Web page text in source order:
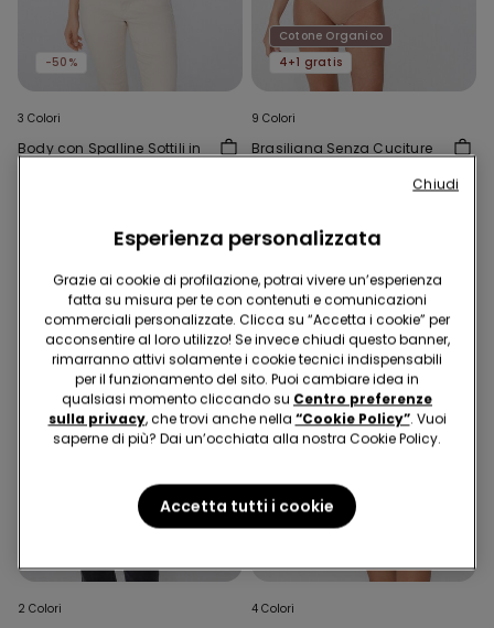
-50%
3 Colori
Body con Spalline Sottili in
Cotone Organico
4+1 gratis
9 Colori
Brasiliana Senza Cuciture
2 Colori 4 Colori
Esperienza personalizzata
Grazie ai cookie di profilazione, potrai vivere un’esperienza
fatta su misura per te con contenuti e comunicazioni
commerciali personalizzate. Clicca su “Accetta i cookie” per
acconsentire al loro utilizzo! Se invece chiudi questo banner,
rimarranno attivi solamente i cookie tecnici indispensabili
per il funzionamento del sito. Puoi cambiare idea in
qualsiasi momento cliccando su Centro preferenze
sulla privacy, che trovi anche nella “Cookie Policy”. Vuoi
saperne di più? Dai un’occhiata alla nostra Cookie Policy.
Accetta tutti i cookie
Chiudi